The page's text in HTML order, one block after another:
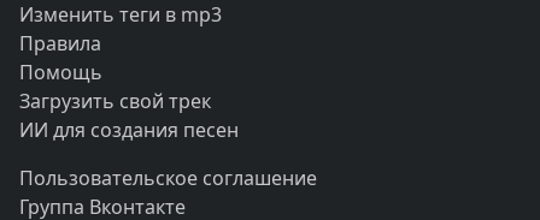
Изменить теги в mp3
Правила
Помощь
Загрузить свой трек
ИИ для создания песен
Пользовательское соглашение
Группа Вконтакте